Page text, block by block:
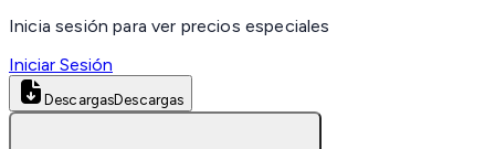
Inicia sesión para ver precios especiales
Iniciar Sesión
DescargasDescargas